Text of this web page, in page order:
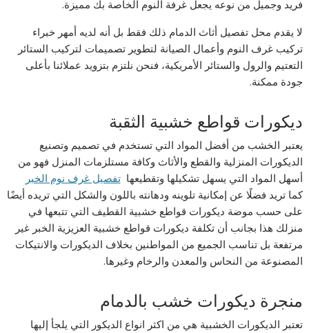
فريد وجميل من نوعه يجعل غرفة النوم الخاصة بك مميزة.
لا يقدم محل تفصيل أثاث الدمام ذلك فقط بل أنه لديه أمهر خبراء
تركيب غرف النوم وأعمال الصيانة لتطوير تصميمات لتركيب الستائر
التعتيم والرول والستائر الأمريكية، فنحن نلتزم بتزويد عملائنا بأعلى
جودة ممكنة.
ديكورات قواطع خشبية الثقبة
يعتبر الخشب من أفضل المواد التي تستخدم في تصميم وتصنيع
الديكورات المنزلية والقطع والأثاث وكافة مستلزمات المنزل فهو من
أسهل المواد التي يسهل تشكيلها وتقطيعهاتفصيل غرف نوم الخبر
كما تريد فضلًا عن إمكانية تلوينه ودهانته باللون والشكل التي تريده أيضًا
على حسب موضة ديكورات قواطع خشبية القطيف التي تتبعها في
منزلك هذا بجانب أن تكلفة ديكورات قواطع خشبية العزيزية الخبر غير
مرتفعة بل تناسب الجميع من المواطنين بخلاف الديكورات والانتيكات
المصنوعة من النحاس والمعدن والرخام وغيرها.
منجرة ديكورات خشب بالدمام
تعتبر الديكورات الخشبية هي من اكثر انواع الديكور التي يلجأ إليها